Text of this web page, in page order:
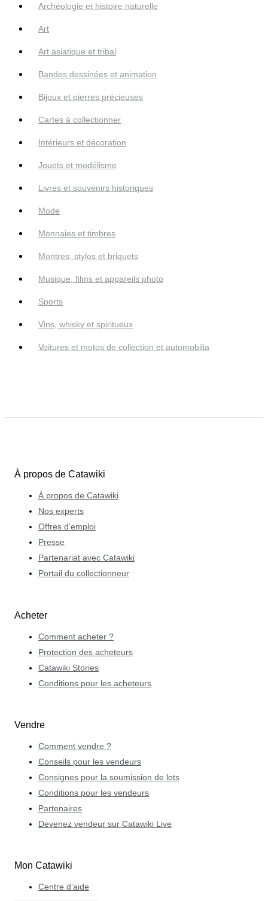
Archéologie et histoire naturelle
Art
Art asiatique et tribal
Bandes dessinées et animation
Bijoux et pierres précieuses
Cartes à collectionner
Intérieurs et décoration
Jouets et modélisme
Livres et souvenirs historiques
Mode
Monnaies et timbres
Montres, stylos et briquets
Musique, films et appareils photo
Sports
Vins, whisky et spiritueux
Voitures et motos de collection et automobilia
À propos de Catawiki
À propos de Catawiki
Nos experts
Offres d'emploi
Presse
Partenariat avec Catawiki
Portail du collectionneur
Acheter
Comment acheter ?
Protection des acheteurs
Catawiki Stories
Conditions pour les acheteurs
Vendre
Comment vendre ?
Conseils pour les vendeurs
Consignes pour la soumission de lots
Conditions pour les vendeurs
Partenaires
Devenez vendeur sur Catawiki Live
Mon Catawiki
Centre d’aide